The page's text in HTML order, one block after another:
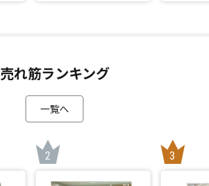
売れ筋ランキング
一覧へ